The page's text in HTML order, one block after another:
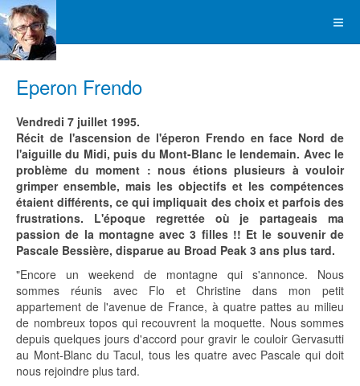
Eperon Frendo
Vendredi 7 juillet 1995.
Récit de l'ascension de l'éperon Frendo en face Nord de
l'aiguille du Midi, puis du Mont-Blanc le lendemain. Avec le
problème du moment : nous étions plusieurs à vouloir
grimper ensemble, mais les objectifs et les compétences
étaient différents, ce qui impliquait des choix et parfois des
frustrations. L'époque regrettée où je partageais ma
passion de la montagne avec 3 filles !! Et le souvenir de
Pascale Bessière, disparue au Broad Peak 3 ans plus tard.
"Encore un weekend de montagne qui s'annonce. Nous
sommes réunis avec Flo et Christine dans mon petit
appartement de l'avenue de France, à quatre pattes au milieu
de nombreux topos qui recouvrent la moquette. Nous sommes
depuis quelques jours d'accord pour gravir le couloir Gervasutti
au Mont-Blanc du Tacul, tous les quatre avec Pascale qui doit
nous rejoindre plus tard.